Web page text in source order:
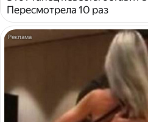
Пересмотрела 10 раз